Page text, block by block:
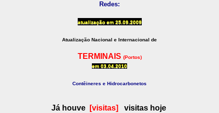
Redes:
atualização em25.09.2009
Atualização Nacional e Internacional de
TERMINAIS (Portos)
em 03.04.2010
Contêineres e Hidrocarbonetos
Já houve [visitas] visitas hoje